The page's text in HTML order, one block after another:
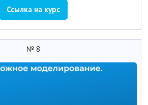
Ссылка на курс
№ 8